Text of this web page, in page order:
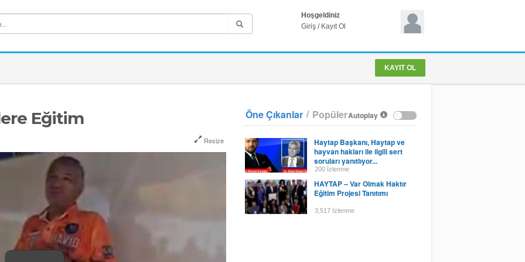
Hoşgeldiniz
Giriş/ Kayıt Ol
KAYIT OL
Eğitim
Resize
Autoplay
Öne Çıkanlar / Popüler
Haytap Başkanı, Haytap ve
hayvan hakları ile ilgili sert
soruları yanıtlıyor...
200 İzlenme
HAYTAP – Var Olmak Haktır
Eğitim Projesi Tanıtımı
3,517 İzlenme